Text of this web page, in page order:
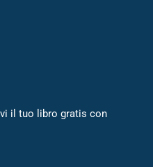
il tuo libro gratis con